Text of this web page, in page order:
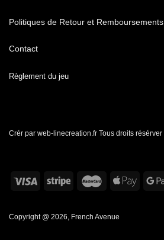
Politiques de Retour et Remboursements
Contact
Règlement du jeu
Crér par web-linecreation.fr Tous droits résérver
Copyright @ 2026, French Avenue